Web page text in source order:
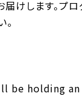
けします。プロ
be holding